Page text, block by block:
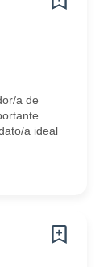
a de
a ideal